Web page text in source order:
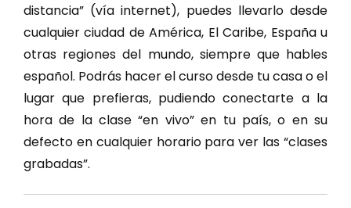
distancia” (vía internet), puedes llevarlo desde
cualquier ciudad de América, El Caribe, España u
otras regiones del mundo, siempre que hables
español. Podrás hacer el curso desde tu casa o el
lugar que prefieras, pudiendo conectarte a la
hora de la clase “en vivo” en tu país, o en su
defecto en cualquier horario para ver las “clases
grabadas”.